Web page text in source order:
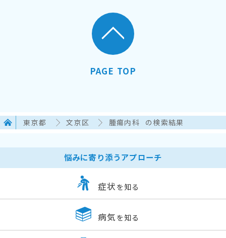
PAGE TOP
東京都 文京区 腫瘍内科 の検索結果
悩みに寄り添うアプローチ
症状 を知る
病気 を知る